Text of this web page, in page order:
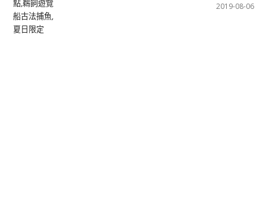
2019-08-06